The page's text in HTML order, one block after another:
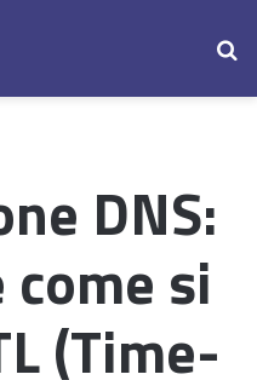
DNS:
come si
(Time-